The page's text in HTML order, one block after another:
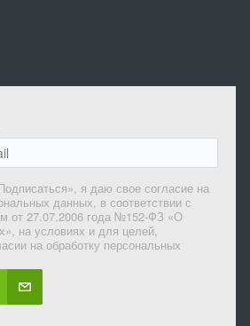
я даю свое согласие на
данных, в соответствии с
от 27.07.2006 года №152-ФЗ «О
на условиях и для целей,
на обработку персональных